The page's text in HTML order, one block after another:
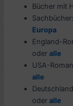
Bücher mit
Sachbücher:
Europa
England-
oderalle
USA-
alle
oderalle